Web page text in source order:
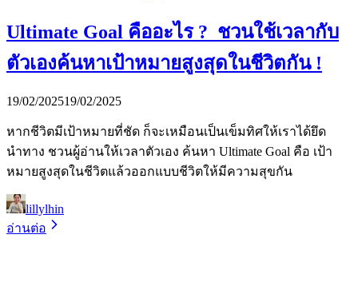
Ultimate Goal คืออะไร ? ชวนใช้เวลากับ
ตัวเองค้นหาเป้าหมายสูงสุดในชีวิตกัน !
19/02/202519/02/2025
หากชีวิตมีเป้าหมายที่ชัด ก็จะเหมือนเป็นเข็มทิศให้เราได้ยึด
นำทาง ชวนผู้อ่านให้เวลาตัวเอง ค้นหา Ultimate Goal คือ เป้า
หมายสูงสุดในชีวิตแล้วออกแบบชีวิตให้มีความสุขกัน
lillylhin
อ่านต่อ